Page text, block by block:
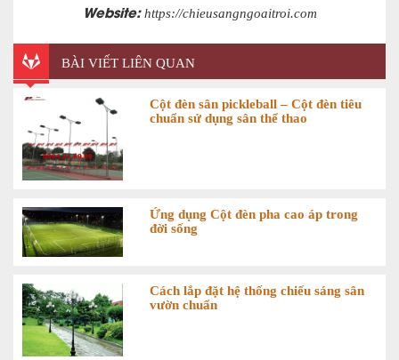
Website:https://chieusangngoaitroi.com
BÀI VIẾT LIÊN QUAN
Cột đèn sân pickleball – Cột đèn tiêu
chuẩn sử dụng sân thể thao
Ứng dụng Cột đèn pha cao áp trong
đời sống
Cách lắp đặt hệ thống chiếu sáng sân
vườn chuẩn